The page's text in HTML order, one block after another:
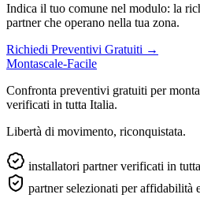
Indica il tuo comune nel modulo: la
partner che operano nella tua zona.
Richiedi Preventivi Gratuiti →
Montascale-Facile
Confronta preventivi gratuiti per
verificati in tutta Italia.
Libertà di movimento, riconquistata.
installatori partner verificati in
partner selezionati per affidabilità